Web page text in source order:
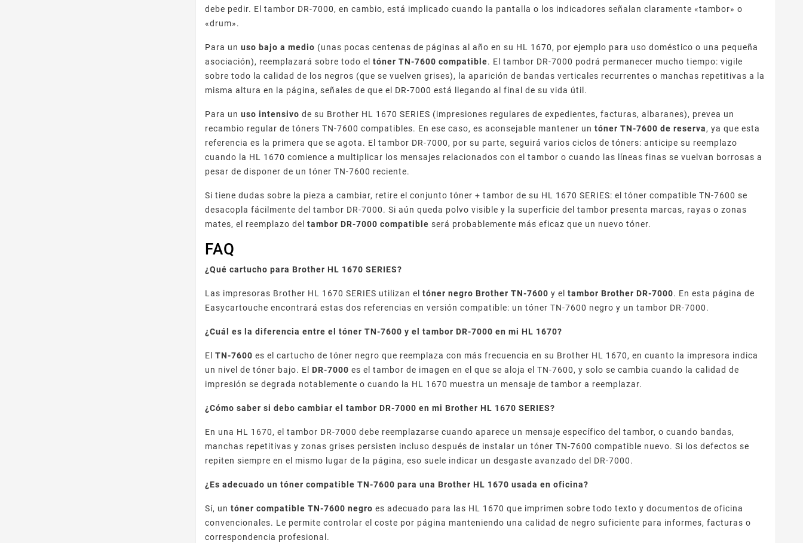
debe pedir. El tambor DR-7000, en cambio, está implicado cuando la pantalla o los indicadores señalan claramente «tambor» o
«drum».
Para unuso bajo a medio (unas pocas centenas de páginas al año en su HL 1670, por ejemplo para uso doméstico o una pequeña
asociación), reemplazará sobre todo eltóner TN-7600 compatible. El tambor DR-7000 podrá permanecer mucho tiempo: vigile
sobre todo la calidad de los negros (que se vuelven grises), la aparición de bandas verticales recurrentes o manchas repetitivas a la
misma altura en la página, señales de que el DR-7000 está llegando al final de su vida útil.
Para unuso intensivo de su Brother HL 1670 SERIES (impresiones regulares de expedientes, facturas, albaranes), prevea un
recambio regular de tóners TN-7600 compatibles. En ese caso, es aconsejable mantener untóner TN-7600 de reserva, ya que esta
referencia es la primera que se agota. El tambor DR-7000, por su parte, seguirá varios ciclos de tóners: anticipe su reemplazo
cuando la HL 1670 comience a multiplicar los mensajes relacionados con el tambor o cuando las líneas finas se vuelvan borrosas a
pesar de disponer de un tóner TN-7600 reciente.
Si tiene dudas sobre la pieza a cambiar, retire el conjunto tóner + tambor de su HL 1670 SERIES: el tóner compatible TN-7600 se
desacopla fácilmente del tambor DR-7000. Si aún queda polvo visible y la superficie del tambor presenta marcas, rayas o zonas
mates, el reemplazo deltambor DR-7000 compatible será probablemente más eficaz que un nuevo tóner.
FAQ
¿Qué cartucho para Brother HL 1670 SERIES?
Las impresoras Brother HL 1670 SERIES utilizan eltóner negro Brother TN-7600 y eltambor Brother DR-7000. En esta página de
Easycartouche encontrará estas dos referencias en versión compatible: un tóner TN-7600 negro y un tambor DR-7000.
¿Cuál es la diferencia entre el tóner TN-7600 y el tambor DR-7000 en mi HL 1670?
ElTN-7600 es el cartucho de tóner negro que reemplaza con más frecuencia en su Brother HL 1670, en cuanto la impresora indica
un nivel de tóner bajo. El DR-7000 es el tambor de imagen en el que se aloja el TN-7600, y solo se cambia cuando la calidad de
impresión se degrada notablemente o cuando la HL 1670 muestra un mensaje de tambor a reemplazar.
¿Cómo saber si debo cambiar el tambor DR-7000 en mi Brother HL 1670 SERIES?
En una HL 1670, el tambor DR-7000 debe reemplazarse cuando aparece un mensaje específico del tambor, o cuando bandas,
manchas repetitivas y zonas grises persisten incluso después de instalar un tóner TN-7600 compatible nuevo. Si los defectos se
repiten siempre en el mismo lugar de la página, eso suele indicar un desgaste avanzado del DR-7000.
¿Es adecuado un tóner compatible TN-7600 para una Brother HL 1670 usada en oficina?
Sí, untóner compatible TN-7600 negro es adecuado para las HL 1670 que imprimen sobre todo texto y documentos de oficina
convencionales. Le permite controlar el coste por página manteniendo una calidad de negro suficiente para informes, facturas o
correspondencia profesional.